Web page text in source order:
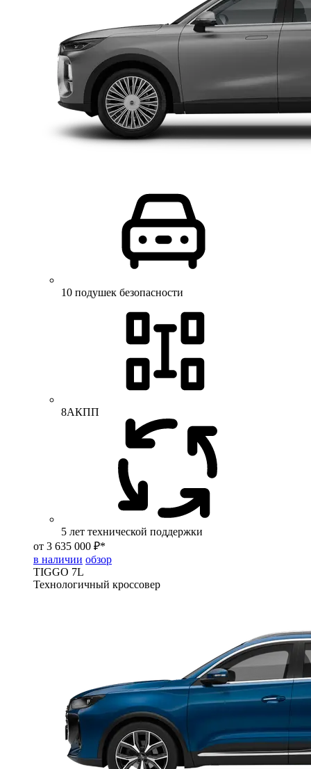
10 подушек безопасности
8АКПП
5 лет технической поддержки
от 3 635 000 ₽*
в наличии обзор
TIGGO 7L
Технологичный кроссовер